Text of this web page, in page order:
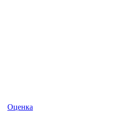
Оценка